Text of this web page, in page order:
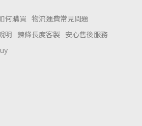
何購買 物流運費常見問題
明 鍊條長度客製 安心售後服務